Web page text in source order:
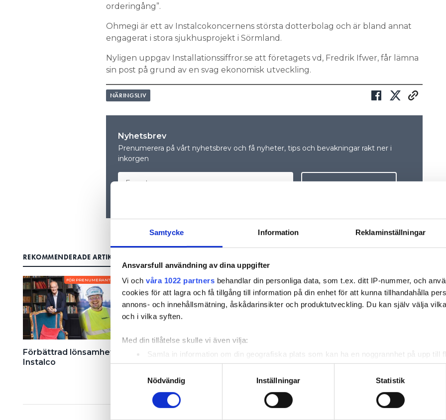
Samtycke Information Reklaminställningar
Ansvarsfull användning av dina uppgifter
Vi och våra 1022 partners behandlar din personliga data, som t.ex. ditt IP-nummer, och
cookies för att lagra och få tillgång till information på din enhet för att kunna tillhandahålla
annons- och innehållsmätning, åskådarinsikter och produktutveckling. Du kan själv välja
och i vilka syften.
Med din tillåtelse skulle vi även vilja:
Samla in information om din geografiska plats som kan ha en noggrannhet på upp till
Identifiera din enhet genom att aktivt skanna den för specifika kännetecken
Ta reda på mer om hur dina personliga uppgifter behandlas och ställ in dina preferenser i
eller dra tillbaka ditt samtycke när som helst från cookie-förklaringen.
Nödvändig
Inställningar Statistik
orderingång”.
Ohmegi är ett av Instalcokoncernens största dotterbolag och är bland annat
engagerat i stora sjukhusprojekt i Sörmland.
Nyligen uppgav Installationssiffror.se att företagets vd, Fredrik Ifwer, får lämna
sin post på grund av en svag ekonomisk utveckling.
NÄRINGSLIV
Nyhetsbrev
Prenumerera på vårt nyhetsbrev och få nyheter, tips och bevakningar rakt ner i
inkorgen
REKOMMENDERADE ARTIKLAR
FÖR PRENUMERANTER
Förbättrad lönsamhet i
Instalco
FÖR PRENUMERANTER
De pekas ut som bäst av
Instalcos 150 bolag: ”kör
Grundaren tillbaka som
permanent vd: ”Det
tillfälligt när jag klev in”
Stark avslutning
för Instalco